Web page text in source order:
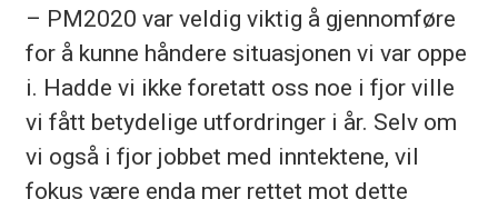
– PM2020 var veldig viktig å gjennomføre
for å kunne håndere situasjonen vi var oppe
i. Hadde vi ikke foretatt oss noe i fjor ville
vi fått betydelige utfordringer i år. Selv om
vi også i fjor jobbet med inntektene, vil
fokus være enda mer rettet mot dette